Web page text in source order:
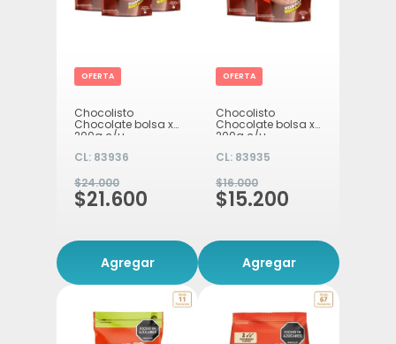
OFERTA
Chocolisto
Chocolate bolsa x
200g c/u
CL: 83936
$24.000
$21.600
Agregar
OFERTA
Chocolisto
Chocolate bolsa x
200g c/u
CL: 83935
$16.000
$15.200
Agregar